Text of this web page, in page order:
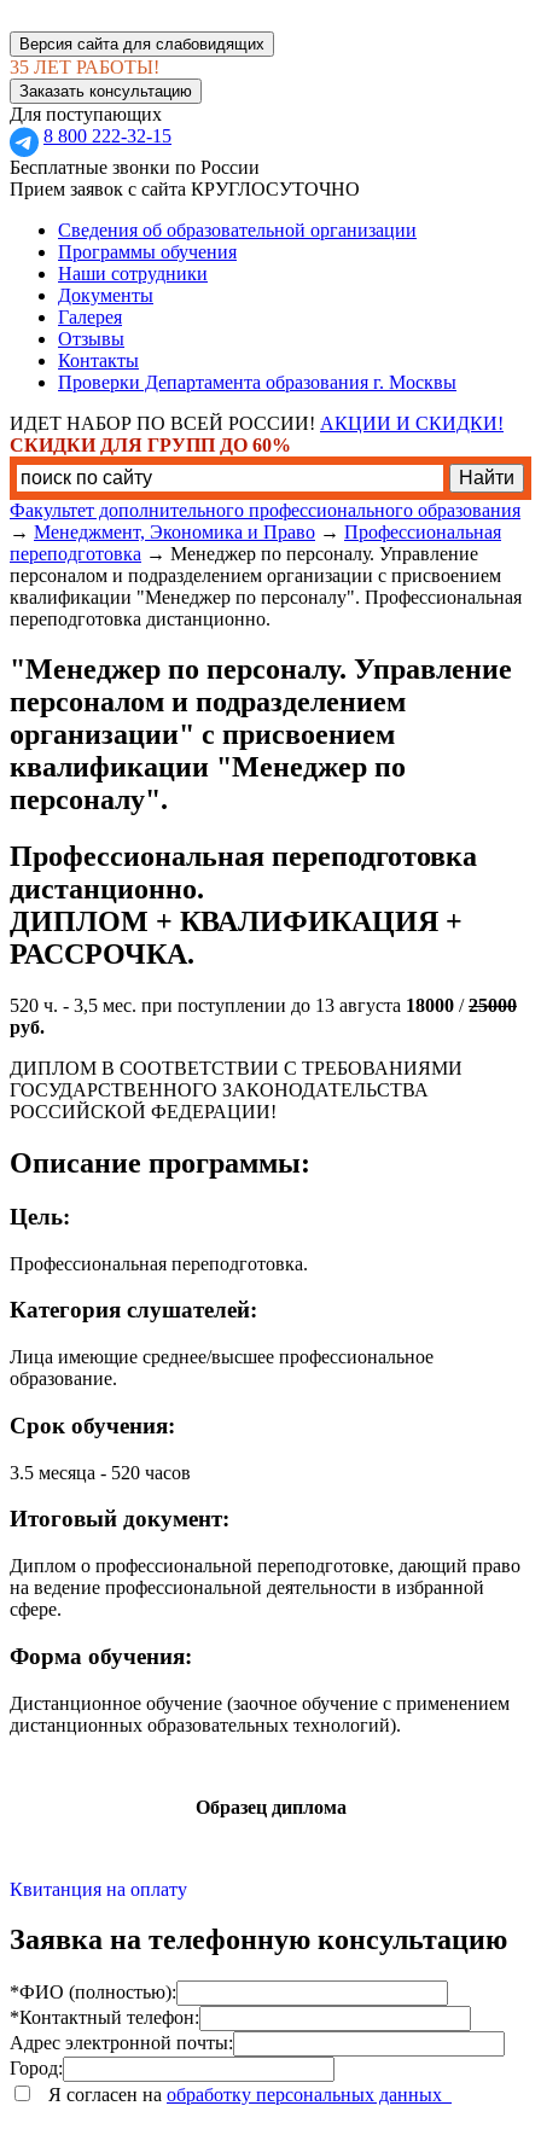
Версия сайта для слабовидящих
35 ЛЕТ РАБОТЫ!
Заказать консультацию
Для поступающих
8 800 222-32-15
Бесплатные звонки по России
Прием заявок с сайта КРУГЛОСУТОЧНО
Сведения об образовательной организации
Программы обучения
Наши сотрудники
Документы
Галерея
Отзывы
Контакты
Проверки Департамента образования г. Москвы
ИДЕТ НАБОР ПО ВСЕЙ РОССИИ! АКЦИИ И СКИДКИ!
СКИДКИ ДЛЯ ГРУПП ДО 60%
Факультет дополнительного профессионального образования
→ Менеджмент, Экономика и Право → Профессиональная
переподготовка → Менеджер по персоналу. Управление
персоналом и подразделением организации с присвоением
квалификации "Менеджер по персоналу". Профессиональная
переподготовка дистанционно.
"Менеджер по персоналу. Управление
персоналом и подразделением
организации" с присвоением
квалификации "Менеджер по
персоналу".
Профессиональная переподготовка
дистанционно.
ДИПЛОМ + КВАЛИФИКАЦИЯ +
РАССРОЧКА.
520 ч. - 3,5 мес. при поступлении до 13 августа 18000 /25000
руб.
ДИПЛОМ В СООТВЕТСТВИИ С ТРЕБОВАНИЯМИ
ГОСУДАРСТВЕННОГО ЗАКОНОДАТЕЛЬСТВА
РОССИЙСКОЙ ФЕДЕРАЦИИ!
Описание программы:
Цель:
Профессиональная переподготовка.
Категория слушателей:
Лица имеющие среднее/высшее профессиональное
образование.
Срок обучения:
3.5 месяца - 520 часов
Итоговый документ:
Диплом о профессиональной переподготовке, дающий право
на ведение профессиональной деятельности в избранной
сфере.
Форма обучения:
Дистанционное обучение (заочное обучение с применением
дистанционных образовательных технологий).
Образец диплома
Квитанция на оплату
Заявка на телефонную консультацию
*ФИО (полностью):
*Контактный телефон:
Адрес электронной почты:
Город:
Я согласен на обработку персональных данных